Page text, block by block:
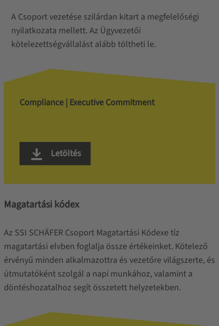
A Csoport vezetése szilárdan kitart a megfelelőségi
nyilatkozata mellett. Az Ügyvezetői
kötelezettségvállalást alább töltheti le.
Compliance | Executive Commitment
Letöltés
Magatartási kódex
Az SSI SCHÄFER Csoport Magatartási Kódexe tíz
magatartási elvben foglalja össze értékeinket. Kötelező
érvényű minden alkalmazottra és vezetőre világszerte, és
útmutatóként szolgál a napi munkához, valamint a
döntéshozatalhoz segít összetett helyzetekben.